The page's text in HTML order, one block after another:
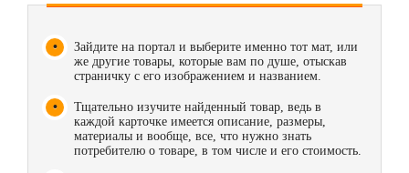
Зайдите на портал и выберите именно тот мат, или
же другие товары, которые вам по душе, отыскав
страничку с его изображением и названием.
Тщательно изучите найденный товар, ведь в
каждой карточке имеется описание, размеры,
материалы и вообще, все, что нужно знать
потребителю о товаре, в том числе и его стоимость.